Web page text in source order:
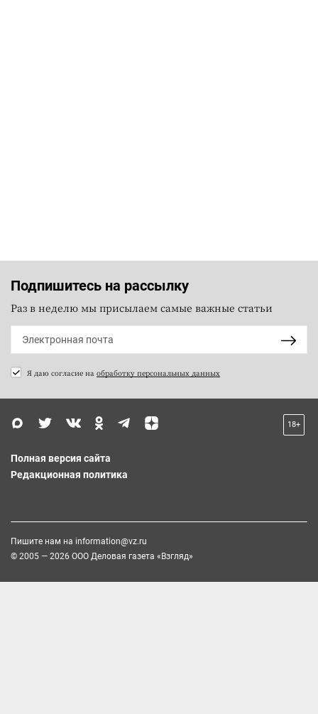
Подпишитесь на рассылку
Раз в неделю мы присылаем самые важные статьи
Я даю согласие на обработку персональных данных
18+
Полная версия сайта
Редакционная политика
Пишите нам на information@vz.ru
© 2005 — 2026 ООО Деловая газета «Взгляд»